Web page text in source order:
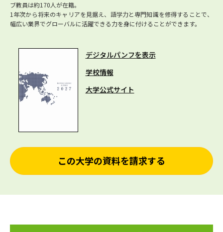
ブ教員は約170人が在籍。
1年次から将来のキャリアを見据え、語学力と専門知識を修得することで、
幅広い業界でグローバルに活躍できる力を身に付けることができます。
デジタルパンフを表示
学校情報
大学公式サイト
この大学の資料を請求する